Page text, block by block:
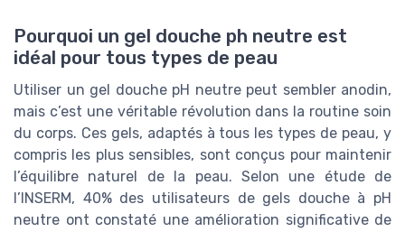
Pourquoi un gel douche ph neutre est
idéal pour tous types de peau
Utiliser un gel douche pH neutre peut sembler anodin,
mais c’est une véritable révolution dans la routine soin
du corps. Ces gels, adaptés à tous les types de peau, y
compris les plus sensibles, sont conçus pour maintenir
l’équilibre naturel de la peau. Selon une étude de
l’INSERM, 40% des utilisateurs de gels douche à pH
neutre ont constaté une amélioration significative de